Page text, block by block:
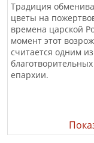
Традиция
цветы на
времена царской
момент этот
считается одним
епархии.